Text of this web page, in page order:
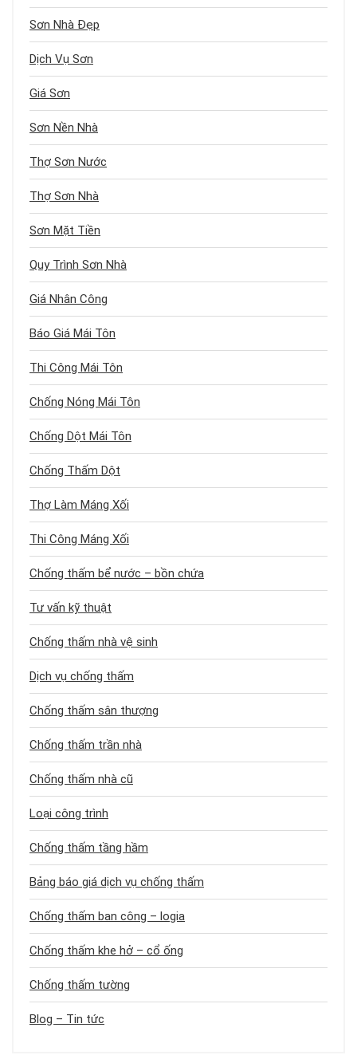
Sơn Nhà Đẹp
Dịch Vụ Sơn
Giá Sơn
Sơn Nền Nhà
Thợ Sơn Nước
Thợ Sơn Nhà
Sơn Mặt Tiền
Quy Trình Sơn Nhà
Giá Nhân Công
Báo Giá Mái Tôn
Thi Công Mái Tôn
Chống Nóng Mái Tôn
Chống Dột Mái Tôn
Chống Thấm Dột
Thợ Làm Máng Xối
Thi Công Máng Xối
Chống thấm bể nước – bồn chứa
Tư vấn kỹ thuật
Chống thấm nhà vệ sinh
Dịch vụ chống thấm
Chống thấm sân thượng
Chống thấm trần nhà
Chống thấm nhà cũ
Loại công trình
Chống thấm tầng hầm
Bảng báo giá dịch vụ chống thấm
Chống thấm ban công – logia
Chống thấm khe hở – cổ ống
Chống thấm tường
Blog – Tin tức